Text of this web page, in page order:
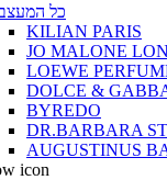
כל
KILIAN PARIS
JO MALONE
LOEWE
DOLCE &
BYREDO
DR.BARBARA
AUGUSTINUS